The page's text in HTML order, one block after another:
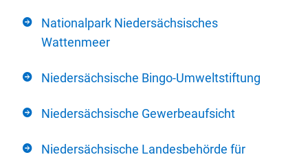
Nationalpark Niedersächsisches
Wattenmeer
Niedersächsische Bingo-Umweltstiftung
Niedersächsische Gewerbeaufsicht
Niedersächsische Landesbehörde für